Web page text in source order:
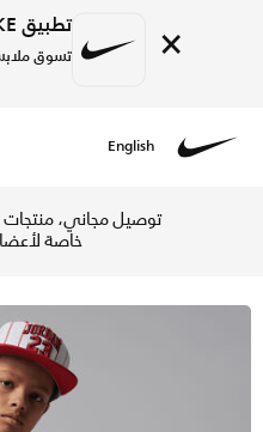
× تطبيق NIKE هنا!
تسوق
English
توصيل مجاني،
خاصة